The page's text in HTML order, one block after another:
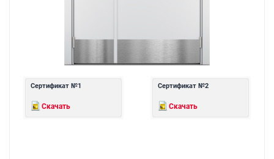
Сертификат №1
Скачать
Сертификат №2
Скачать